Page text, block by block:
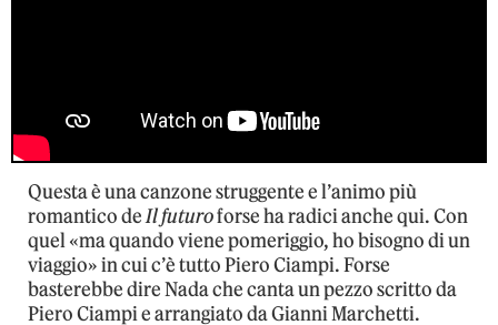
Questa è una canzone struggente e l’animo più
romantico deIl futuroforse ha radici anche qui. Con
quel «ma quando viene pomeriggio, ho bisogno di un
viaggio» in cui c’è tutto Piero Ciampi. Forse
basterebbe dire Nada che canta un pezzo scritto da
Piero Ciampi e arrangiato da Gianni Marchetti.